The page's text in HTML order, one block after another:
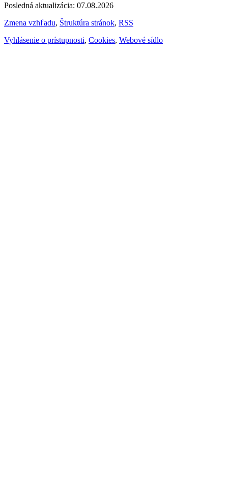
Posledná aktualizácia: 07.08.2026
Zmena vzhľadu, Štruktúra stránok, RSS
Vyhlásenie o prístupnosti, Cookies, Webové sídlo